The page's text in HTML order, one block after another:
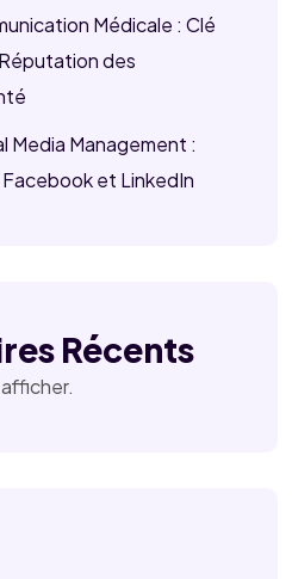
Médicale : Clé
des
Media Management :
Facebook et LinkedIn
Récents